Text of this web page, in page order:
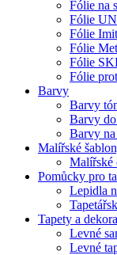
Fólie na
Fólie
Fólie
Fólie
Fólie
Fólie
Barvy
Barvy
Barvy
Barvy
Malířské
Malířské
Pomůcky pro
Lepidla
Tapety a
Levné
Levné